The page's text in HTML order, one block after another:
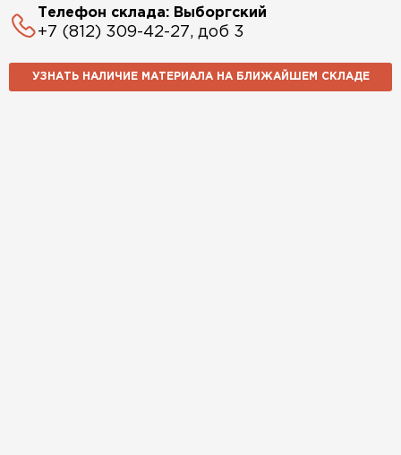
Телефон склада: Выборгский
+7 (812) 309-42-27, доб 3
УЗНАТЬ НАЛИЧИЕ МАТЕРИАЛА НА БЛИЖАЙШЕМ СКЛАДЕ